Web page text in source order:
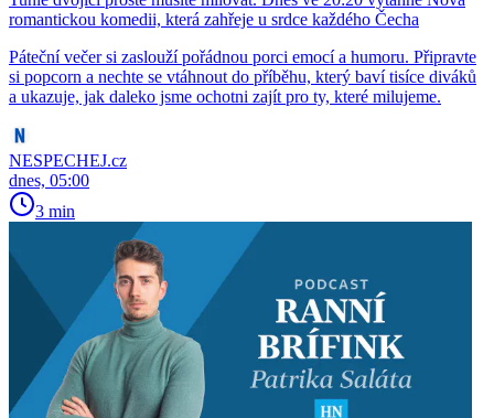
romantickou komedii, která zahřeje u srdce každého Čecha
Páteční večer si zaslouží pořádnou porci emocí a humoru. Připravte
si popcorn a nechte se vtáhnout do příběhu, který baví tisíce diváků
a ukazuje, jak daleko jsme ochotni zajít pro ty, které milujeme.
NESPECHEJ.cz
dnes, 05:00
3 min